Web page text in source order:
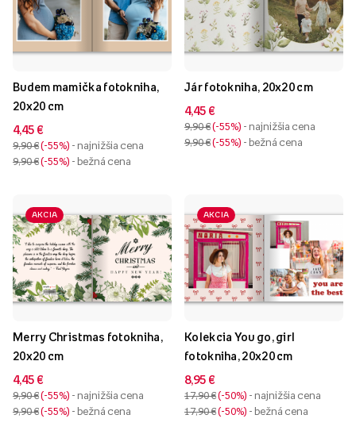
Budem mamička fotokniha,
20x20 cm
4,45 €
9,90 € -55% - najnižšia cena
9,90 € -55% - bežná cena
Jár fotokniha, 20x20 cm
4,45 €
9,90 € -55% - najnižšia cena
9,90 € -55% - bežná cena
AKCIA
Merry Christmas fotokniha,
20x20 cm
4,45 €
9,90 € -55% - najnižšia cena
9,90 € -55% - bežná cena
AKCIA
Kolekcia You go, girl
fotokniha, 20x20 cm
8,95 €
17,90 € -50% - najnižšia cena
17,90 € -50% - bežná cena